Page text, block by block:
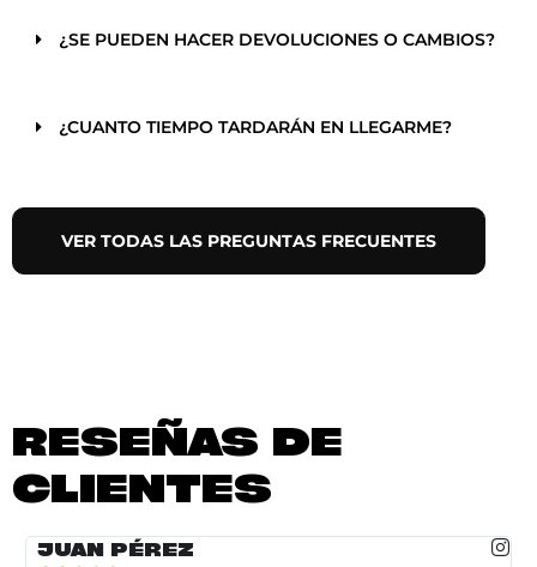
¿SE PUEDEN HACER DEVOLUCIONES O CAMBIOS?
¿CUANTO TIEMPO TARDARÁN EN LLEGARME?
VER TODAS LAS PREGUNTAS FRECUENTES
RESEÑAS DE
CLIENTES
JUAN PÉREZ